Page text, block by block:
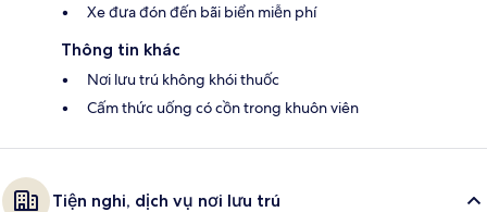
Xe đưa đón đến bãi biển miễn phí
Thông tin khác
Nơi lưu trú không khói thuốc
Cấm thức uống có cồn trong khuôn viên
Tiện nghi, dịch vụ nơi lưu trú